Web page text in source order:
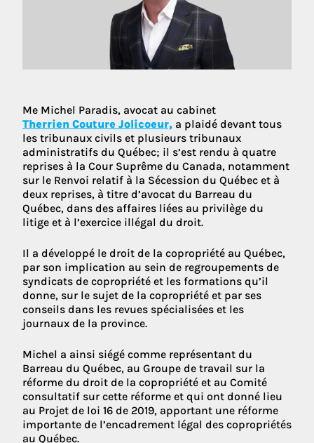
Me Michel Paradis, avocat au cabinet
Therrien Couture Jolicoeur, a plaidé devant tous
les tribunaux civils et plusieurs tribunaux
administratifs du Québec; il s’est rendu à quatre
reprises à la Cour Suprême du Canada, notamment
sur le Renvoi relatif à la Sécession du Québec et à
deux reprises, à titre d’avocat du Barreau du
Québec, dans des affaires liées au privilège du
litige et à l’exercice illégal du droit.
Il a développé le droit de la copropriété au Québec,
par son implication au sein de regroupements de
syndicats de copropriété et les formations qu’il
donne, sur le sujet de la copropriété et par ses
conseils dans les revues spécialisées et les
journaux de la province.
Michel a ainsi siégé comme représentant du
Barreau du Québec, au Groupe de travail sur la
réforme du droit de la copropriété et au Comité
consultatif sur cette réforme et qui ont donné lieu
au Projet de loi 16 de 2019, apportant une réforme
importante de l’encadrement légal des copropriétés
au Québec.